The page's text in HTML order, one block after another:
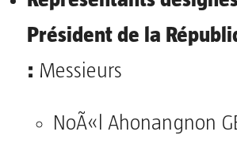
Président de la
: Messieurs
NoÃ«l Ahonangnon